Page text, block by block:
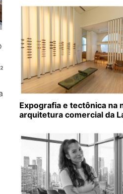
Expografia e tectônica na
arquitetura comercial da